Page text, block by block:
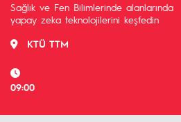
Sağlık ve Fen Bilimlerinde alanlarında
yapay zeka teknolojilerini keşfedin
KTÜ TTM
09:00